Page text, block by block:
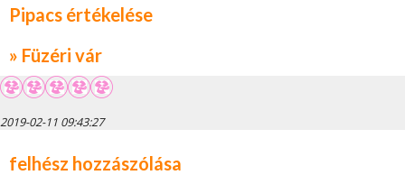
Pipacs értékelése
» Füzéri vár
2019-02-11 09:43:27
felhész hozzászólása